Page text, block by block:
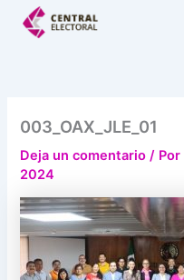
003_OAX_JLE_01
Deja un comentario / Por
2024